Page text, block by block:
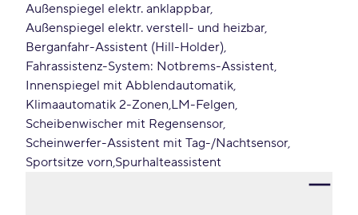
Außenspiegel elektr. anklappbar
Außenspiegel elektr. verstell- und heizbar
Berganfahr-Assistent (Hill-Holder)
Fahrassistenz-System: Notbrems-Assistent
Innenspiegel mit Abblendautomatik
Klimaautomatik 2-Zonen LM-Felgen
Scheibenwischer mit Regensensor
Scheinwerfer-Assistent mit Tag-/Nachtsensor
Sportsitze vorn Spurhalteassistent